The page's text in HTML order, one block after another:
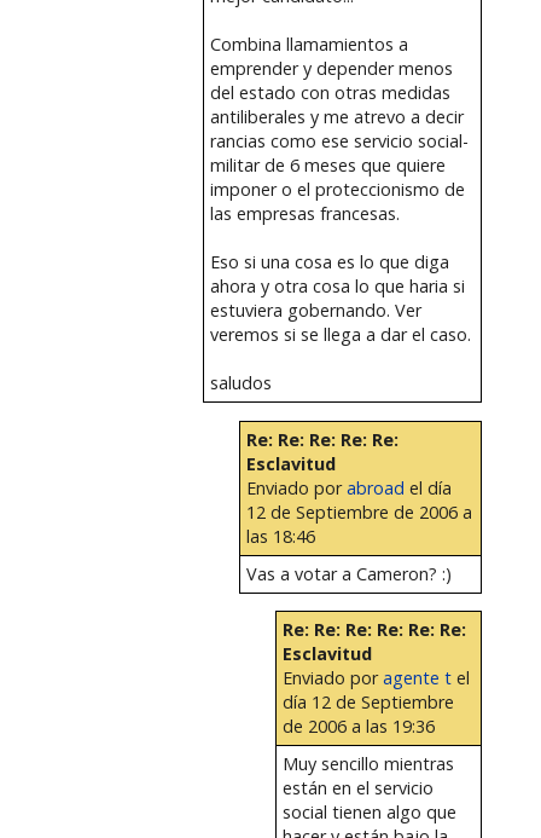
Combina llamamientos a
emprender y depender menos
del estado con otras medidas
antiliberales y me atrevo a decir
rancias como ese servicio social-
militar de 6 meses que quiere
imponer o el proteccionismo de
las empresas francesas.
Eso si una cosa es lo que diga
ahora y otra cosa lo que haria si
estuviera gobernando. Ver
veremos si se llega a dar el caso.
saludos
Re: Re: Re: Re: Re:
Esclavitud
Enviado porabroad el día
12 de Septiembre de 2006 a
las 18:46
Vas a votar a Cameron? :)
Re: Re: Re: Re: Re: Re:
Esclavitud
Enviado poragente tel
día 12 de Septiembre
de 2006 a las 19:36
Muy sencillo mientras
están en el servicio
social tienen algo que